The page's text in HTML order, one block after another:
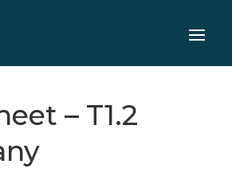
– T1.2